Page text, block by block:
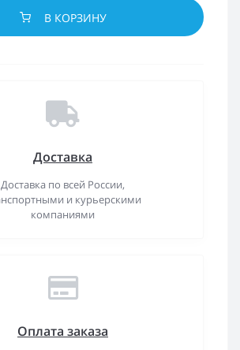
В КОРЗИНУ
Доставка
Доставка по всей России,
и курьерскими
компаниями
Оплата заказа